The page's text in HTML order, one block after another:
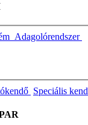
Adagolórendszer
Speciális